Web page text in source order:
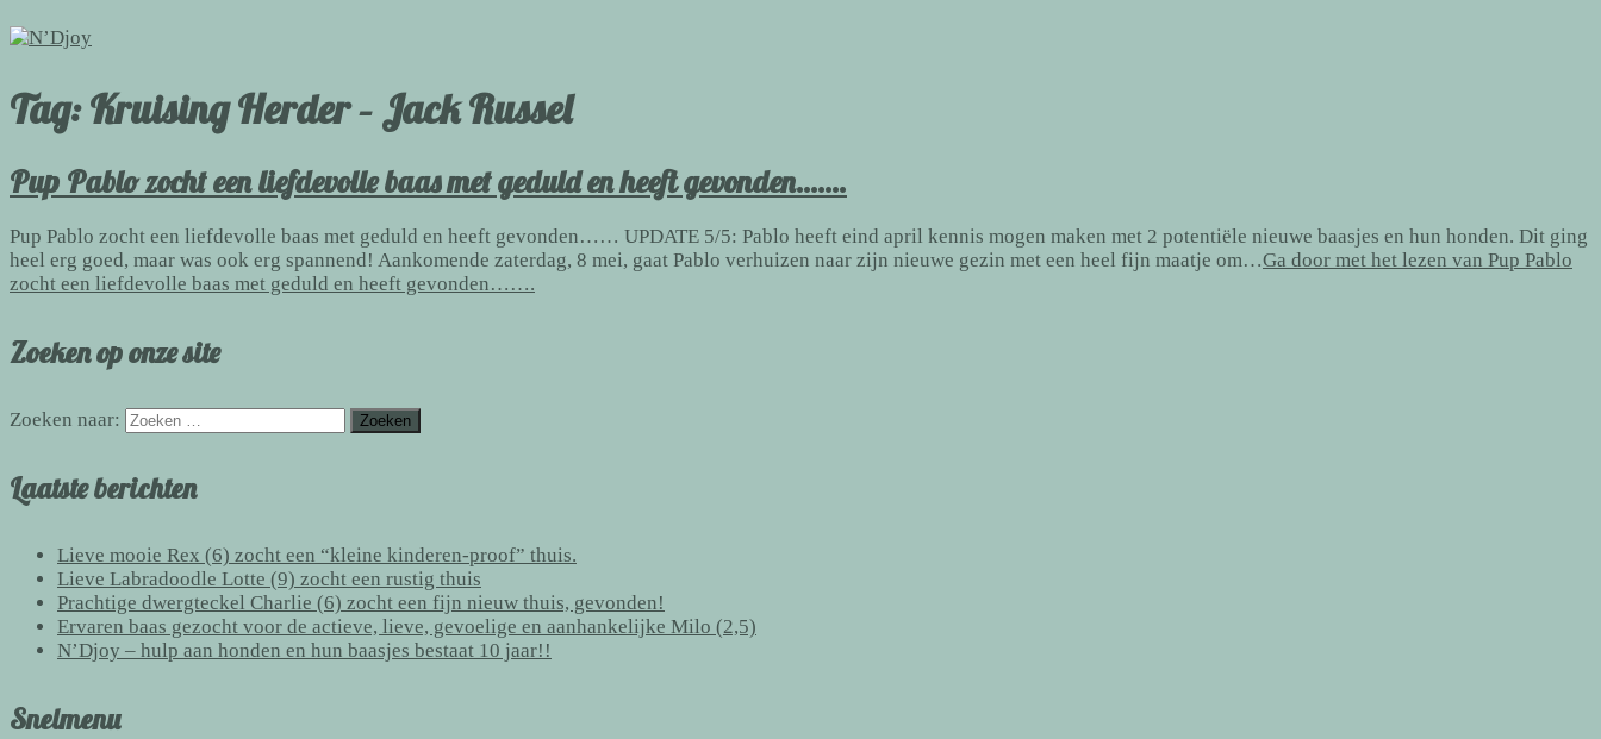
Tag:Kruising Herder – Jack Russel
Pup Pablo zocht een liefdevolle baas met geduld en heeft gevonden…….
Pup Pablo zocht een liefdevolle baas met geduld en heeft gevonden…… UPDATE 5/5: Pablo heeft eind april kennis mogen maken met 2 potentiële nieuwe baasjes en hun honden. Dit ging
heel erg goed, maar was ook erg spannend! Aankomende zaterdag, 8 mei, gaat Pablo verhuizen naar zijn nieuwe gezin met een heel fijn maatje om…Ga door met het lezen van Pup Pablo
zocht een liefdevolle baas met geduld en heeft gevonden…….
Zoeken op onze site
Zoeken naar:
Laatste berichten
Lieve mooie Rex (6) zocht een “kleine kinderen-proof” thuis.
Lieve Labradoodle Lotte (9) zocht een rustig thuis
Prachtige dwergteckel Charlie (6) zocht een fijn nieuw thuis, gevonden!
Ervaren baas gezocht voor de actieve, lieve, gevoelige en aanhankelijke Milo (2,5)
N’Djoy – hulp aan honden en hun baasjes bestaat 10 jaar!!
Snelmenu